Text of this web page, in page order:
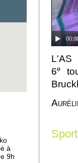
à
9h
L'AS
6e
Sport